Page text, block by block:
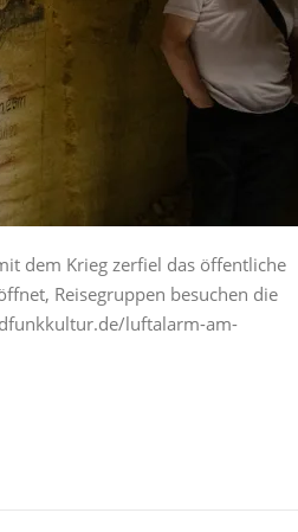
dem Krieg zerfiel das öffentliche
Reisegruppen besuchen die
luftalarm-am-